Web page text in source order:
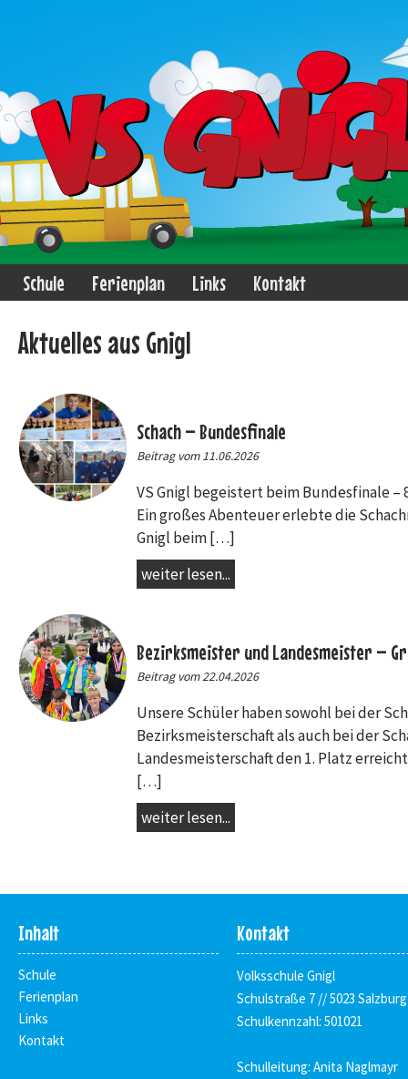
Schule Ferienplan Links Kontakt
Aktuelles aus Gnigl
Schach – Bundesfinale
Beitrag vom 11.06.2026
VS Gnigl begeistert beim Bundesfinale –
Ein großes Abenteuer erlebte die
Gnigl beim […]
weiter lesen...
Bezirksmeister und Landesmeister –
Beitrag vom 22.04.2026
Unsere Schüler haben sowohl bei der
Bezirksmeisterschaft als auch bei der
Landesmeisterschaft den 1. Platz
[…]
weiter lesen...
Inhalt
Schule
Ferienplan
Links
Kontakt
Kontakt
Volksschule Gnigl
Schulstraße 7 // 5023 Salzburg
Schulkennzahl: 501021
Schulleitung: Anita Naglmayr